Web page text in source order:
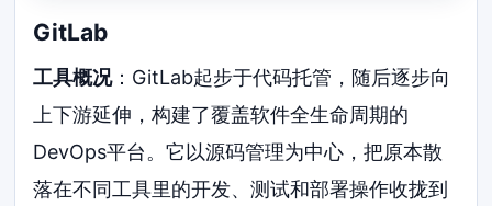
GitLab
工具概况：GitLab起步于代码托管，随后逐步向
上下游延伸，构建了覆盖软件全生命周期的
DevOps平台。它以源码管理为中心，把原本散
落在不同工具里的开发、测试和部署操作收拢到